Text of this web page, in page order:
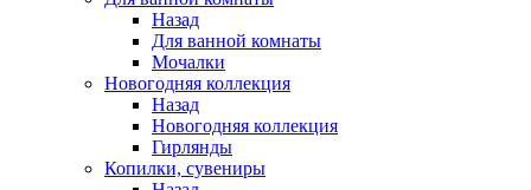
Назад
Для ванной комнаты
Мочалки
Новогодняя коллекция
Назад
Новогодняя коллекция
Гирлянды
Копилки, сувениры